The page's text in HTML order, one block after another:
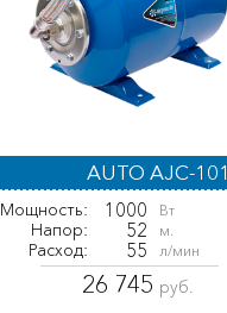
AUTO AJC-101
Мощность: 1000 Вт
Напор: 52 м.
Расход: 55 л/мин
26 745 руб.